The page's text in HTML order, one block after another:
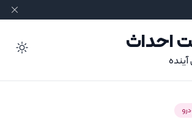
احداث
آینده